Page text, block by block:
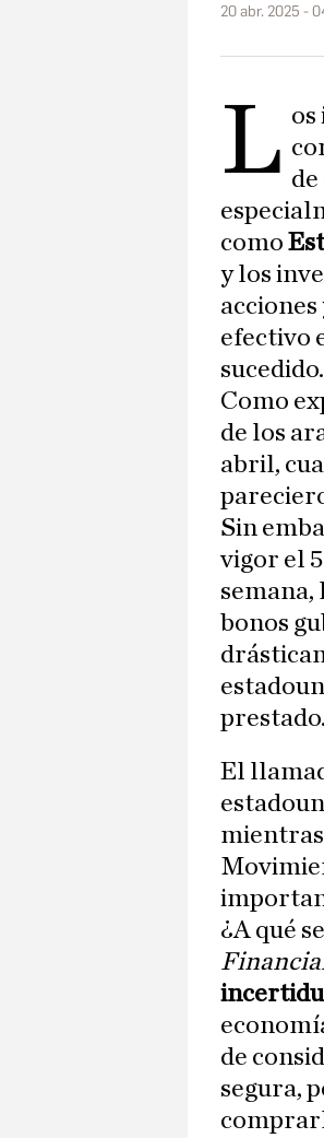
20 abr. 2025 -
L os
como
y los
efectivo
sucedido.
Como
de los
abril,
Sin
vigor el
semana,
bonos
prestado.
El
mientras
¿A qué
de
segura,